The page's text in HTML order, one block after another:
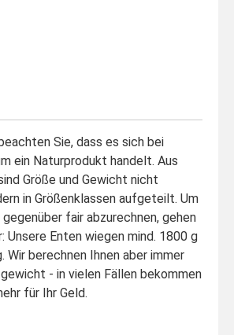
Sie, dass es sich bei
ein Naturprodukt handelt. Aus
Größe und Gewicht nicht
in Größenklassen aufgeteilt. Um
gegenüber fair abzurechnen, gehen
Unsere Enten wiegen mind. 1800 g
Wir berechnen Ihnen aber immer
- in vielen Fällen bekommen
für Ihr Geld.